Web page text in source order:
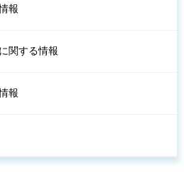
報
関する情報
報